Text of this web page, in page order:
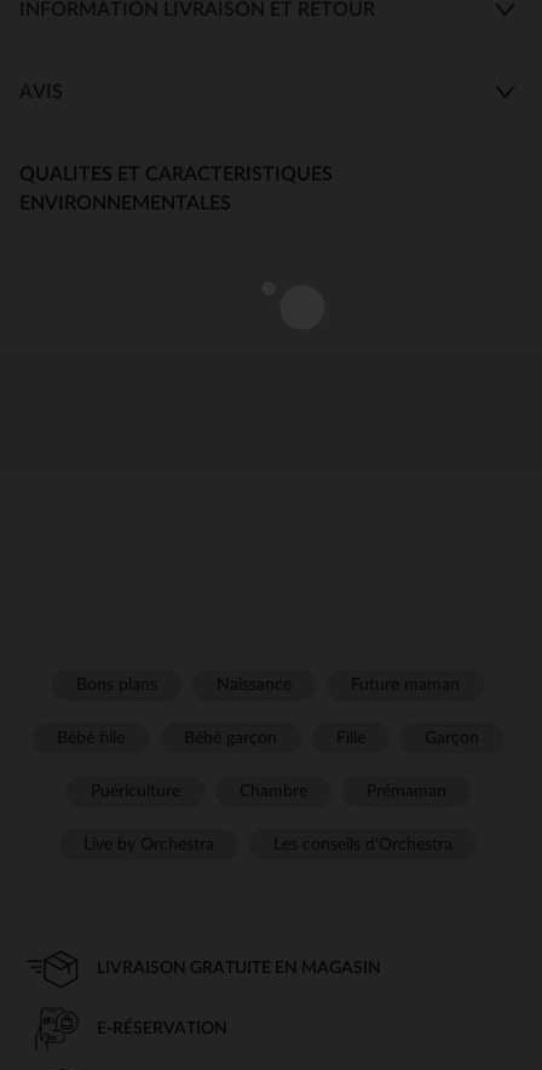
INFORMATION LIVRAISON ET RETOUR
AVIS
QUALITES ET CARACTERISTIQUES
ENVIRONNEMENTALES
LIVRAISON GRATUITE EN MAGASIN
E-RÉSERVATION